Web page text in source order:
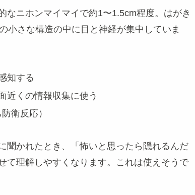
なニホンマイマイで約1〜1.5cm程度。はがき
小さな構造の中に目と神経が集中していま
知する
近くの情報収集に使う
衛反応）
聞かれたとき、「怖いと思ったら隠れるんだ
て理解しやすくなります。これは使えそうで